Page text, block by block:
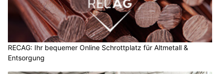
RECAG: Ihr bequemer Online Schrottplatz für Altmetall &
Entsorgung